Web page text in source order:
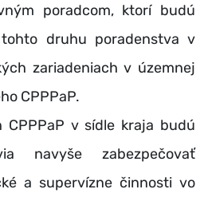
poradcom, ktorí budú
druhu poradenstva v
zariadeniach v územnej
CPPPaP.
v sídle kraja budú
navyše zabezpečovať
a supervízne činnosti vo